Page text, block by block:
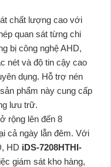
chất lượng cao với
quan sát từng chi
bị công nghệ AHD,
nét và độ tin cậy cao
dụng. Hỗ trợ nén
phẩm này cung cấp
lưu trữ.
rộng lên đến 8
cả ngày lẫn đêm. Với
HD iDS-7208HTHI-
giám sát kho hàng,